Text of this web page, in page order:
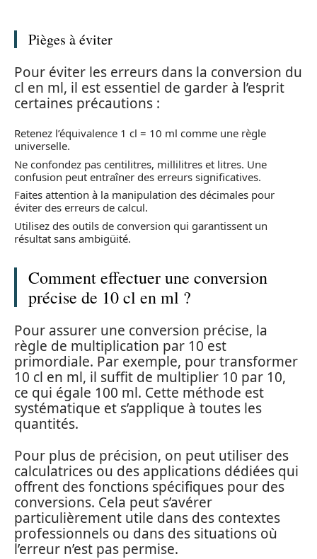
Pièges à éviter
Pour éviter les erreurs dans la conversion du
cl en ml, il est essentiel de garder à l’esprit
certaines précautions :
Retenez l’équivalence 1 cl = 10 ml comme une règle
universelle.
Ne confondez pas centilitres, millilitres et litres. Une
confusion peut entraîner des erreurs significatives.
Faites attention à la manipulation des décimales pour
éviter des erreurs de calcul.
Utilisez des outils de conversion qui garantissent un
résultat sans ambigüité.
Comment effectuer une conversion
précise de 10 cl en ml ?
Pour assurer une conversion précise, la
règle de multiplication par 10 est
primordiale. Par exemple, pour transformer
10 cl en ml, il suffit de multiplier 10 par 10,
ce qui égale 100 ml. Cette méthode est
systématique et s’applique à toutes les
quantités.
Pour plus de précision, on peut utiliser des
calculatrices ou des applications dédiées qui
offrent des fonctions spécifiques pour des
conversions. Cela peut s’avérer
particulièrement utile dans des contextes
professionnels ou dans des situations où
l’erreur n’est pas permise.